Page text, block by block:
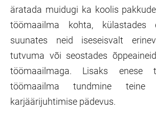
äratada muidugi ka koolis
töömaailma kohta, külastades
suunates neid iseseisvalt
tutvuma või seostades
töömaailmaga. Lisaks enese
töömaailma tundmine teine
karjäärijuhtimise pädevus.